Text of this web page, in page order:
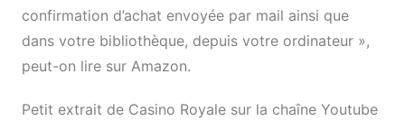
confirmation d’achat envoyée par mail ainsi que
dans votre bibliothèque, depuis votre ordinateur »,
peut-on lire sur Amazon.
Petit extrait de Casino Royale sur la chaîne Youtube